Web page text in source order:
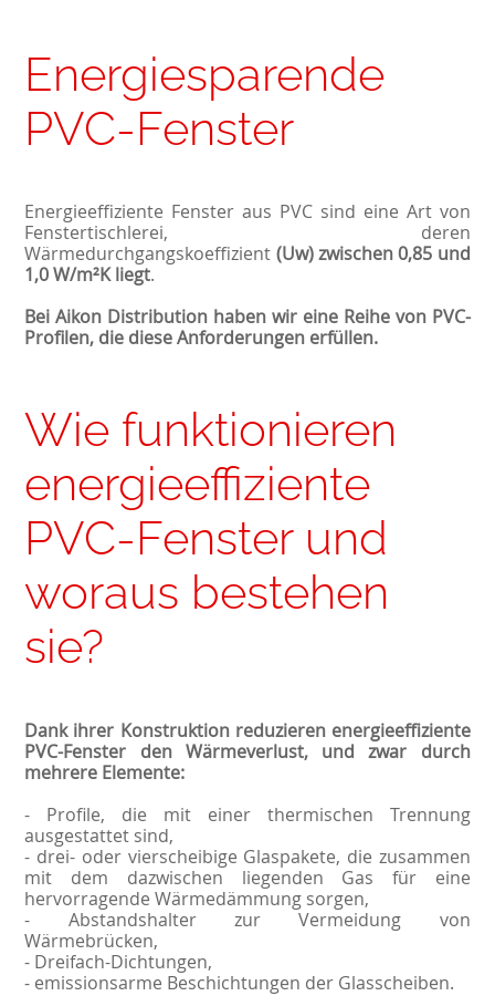
Energiesparende
PVC-Fenster
Energieeffiziente Fenster aus PVC sind eine Art von
Fenstertischlerei, deren
Wärmedurchgangskoeffizient (Uw) zwischen 0,85 und
1,0 W/m²K liegt.
Bei Aikon Distribution haben wir eine Reihe von PVC-
Profilen, die diese Anforderungen erfüllen.
Wie funktionieren
energieeffiziente
PVC-Fenster und
woraus bestehen
sie?
Dank ihrer Konstruktion reduzieren energieeffiziente
PVC-Fenster den Wärmeverlust, und zwar durch
mehrere Elemente:
- Profile, die mit einer thermischen Trennung
ausgestattet sind,
- drei- oder vierscheibige Glaspakete, die zusammen
mit dem dazwischen liegenden Gas für eine
hervorragende Wärmedämmung sorgen,
- Abstandshalter zur Vermeidung von
Wärmebrücken,
- Dreifach-Dichtungen,
- emissionsarme Beschichtungen der Glasscheiben.